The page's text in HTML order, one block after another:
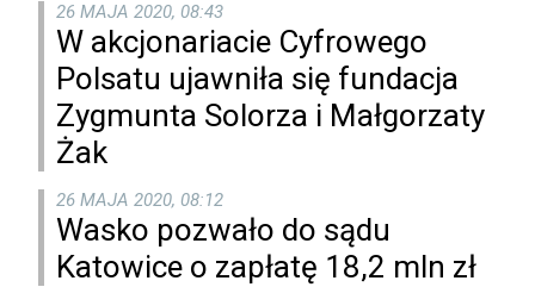
26 MAJA 2020, 08:43
W akcjonariacie Cyfrowego
Polsatu ujawniła się fundacja
Zygmunta Solorza i Małgorzaty
Żak
26 MAJA 2020, 08:12
Wasko pozwało do sądu
Katowice o zapłatę 18,2 mln zł